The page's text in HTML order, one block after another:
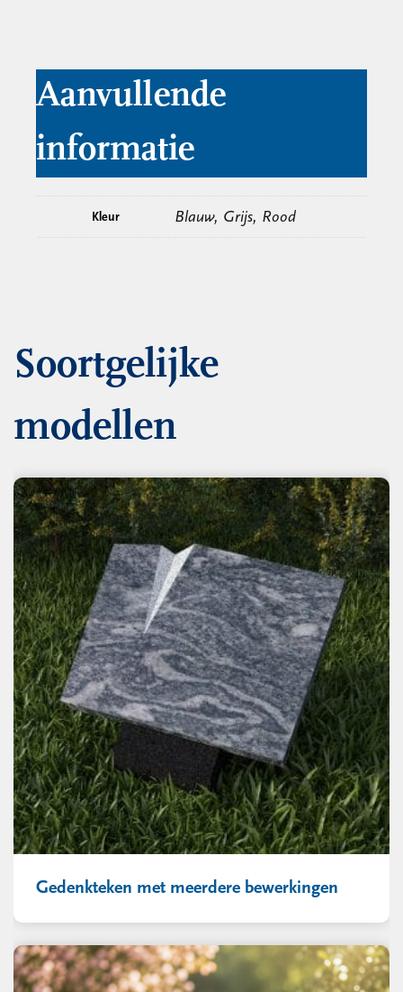
Aanvullende
informatie
Kleur Blauw, Grijs, Rood
Soortgelijke
modellen
Gedenkteken met meerdere bewerkingen